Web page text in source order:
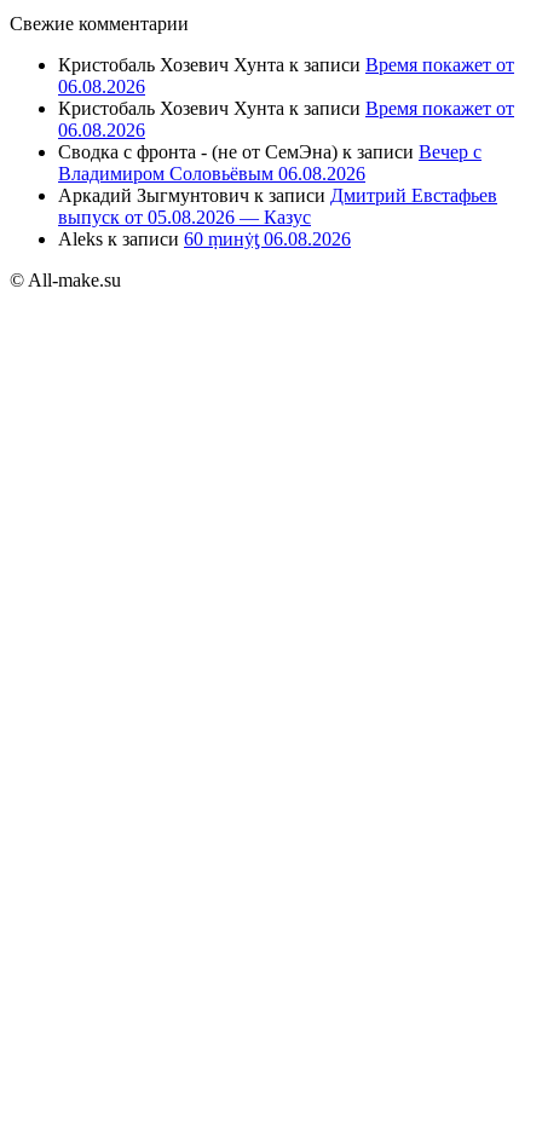
Свежие комментарии
Кристобаль Хозевич Хунта к записи Время покажет от
06.08.2026
Кристобаль Хозевич Хунта к записи Время покажет от
06.08.2026
Сводка с фронта - (не от СемЭна) к записи Вечер с
Владимиром Соловьёвым 06.08.2026
Аркадий Зыгмунтович к записи Дмитрий Евстафьев
выпуск от 05.08.2026 — Казус
Aleks к записи 60 ṃинẏƫ 06.08.2026
© All-make.su